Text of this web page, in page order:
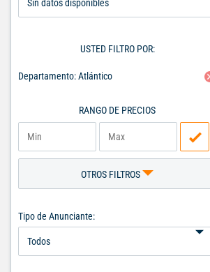
USTED FILTRO POR:
Departamento: Atlántico
RANGO DE PRECIOS
OTROS FILTROS
Tipo de Anunciante: